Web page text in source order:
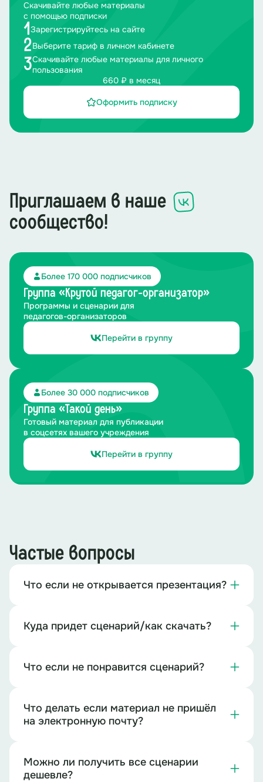
Скачивайте любые материалы
с помощью подписки
1 Зарегистрируйтесь на сайте
2Выберите тариф в личном кабинете
3Скачивайте любые материалы для личного
пользования
660 ₽ в месяц
Оформить подписку
Приглашаем в наше
сообщество!
Более 170 000 подписчиков
Группа «Крутой педагог-организатор»
Программы и сценарии для
педагогов-организаторов
Перейти в группу
Более 30 000 подписчиков
Группа «Такой день»
Готовый материал для публикации
в соцсетях вашего учреждения
Перейти в группу
Частые вопросы
Что если не открывается презентация?
Куда придет сценарий/как скачать?
Что если не понравится сценарий?
Что делать если материал не пришёл
на электронную почту?
Можно ли получить все сценарии
дешевле?